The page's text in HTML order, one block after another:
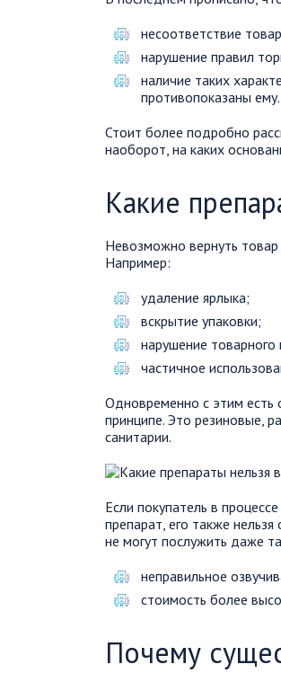
несоответствие
нарушение правил
наличие таких
противопоказаны ему.
Стоит более подробно
наоборот, на каких
Какие
Невозможно вернуть товар
Например:
удаление ярлыка;
вскрытие упаковки;
нарушение товарного
частичное
Одновременно с этим есть
принципе. Это резиновые,
санитарии.
Если покупатель в
препарат, его также
не могут послужить даже
неправильное
стоимость более
Почему